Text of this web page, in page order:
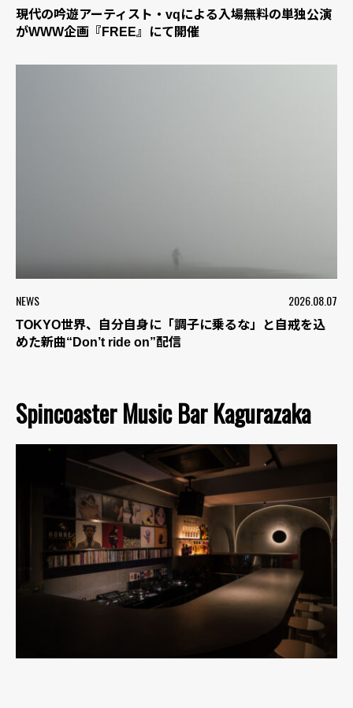
現代の吟遊アーティスト・vqによる入場無料の単独公演
がWWW企画『FREE』にて開催
NEWS 2026.08.07
TOKYO世界、自分自身に「調子に乗るな」と自戒を込
めた新曲“Don’t ride on”配信
Spincoaster Music Bar Kagurazaka